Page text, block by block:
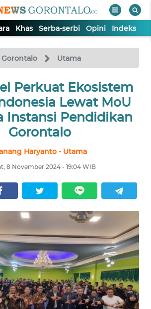
Khas Serba-serbi Opini Indeks
Gorontalo Utama
Perkuat Ekosistem
Lewat MoU
Instansi Pendidikan
Gorontalo
Haryanto - Utama
8 November 2024 - 19:04 WIB